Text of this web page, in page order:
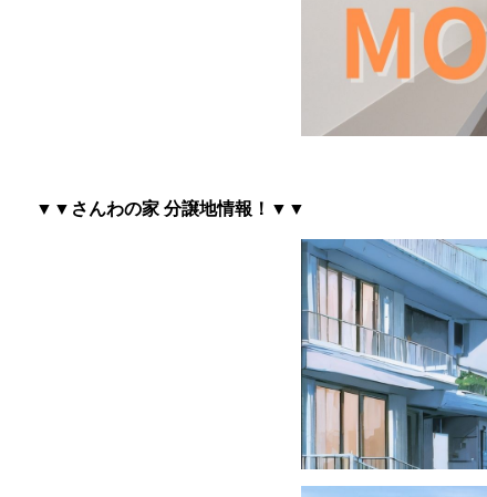
▼▼さんわの家 分譲地情報 ！▼▼